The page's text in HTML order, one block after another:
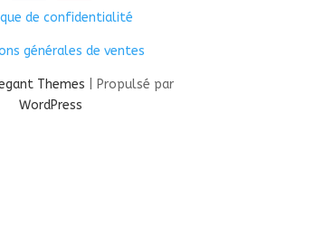
de confidentialité
générales de ventes
Themes | Propulsé par
WordPress